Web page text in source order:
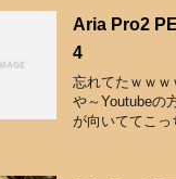
Aria Pro2
4
忘れてたｗｗ
や～Youtubeの
が向いててこっ